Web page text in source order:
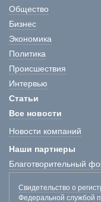
Общество
Бизнес
Экономика
Политика
Происшествия
Интервью
Статьи
Все новости
Новости компаний
Наши партнеры
Благотворительный
Свидетельство о
Федеральной службой